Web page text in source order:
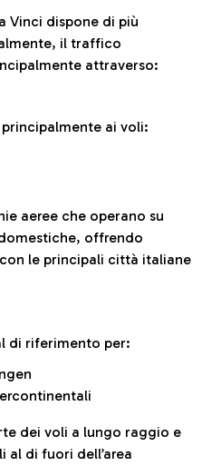
Vinci dispone di più
il traffico
attraverso:
ai voli:
aeree che operano su
offrendo
le principali città italiane
di riferimento per:
dei voli a lungo raggio e
di fuori dell’area